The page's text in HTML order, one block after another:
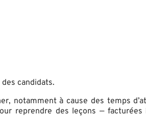
candidats.
notamment à cause des temps
reprendre des leçons —